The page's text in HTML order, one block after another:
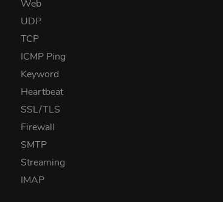
Web
UDP
TCP
ICMP Ping
Keyword
Heartbeat
SSL/TLS
Firewall
SMTP
Streaming
IMAP